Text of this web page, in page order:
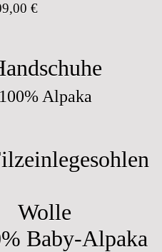
€
100% Alpaka
Alpaka